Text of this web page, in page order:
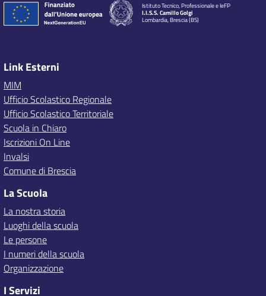
Istituto Tecnico, Professionale e IeFP
I.I.S.S. Camillo Golgi
Lombardia, Brescia (BS)
Link Esterni
MIM
Ufficio Scolastico Regionale
Ufficio Scolastico Territoriale
Scuola in Chiaro
Iscrizioni On Line
Invalsi
Comune di Brescia
La Scuola
La nostra storia
Luoghi della scuola
Le persone
I numeri della scuola
Organizzazione
I Servizi